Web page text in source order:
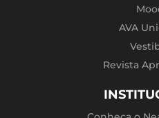
AVA
Revista